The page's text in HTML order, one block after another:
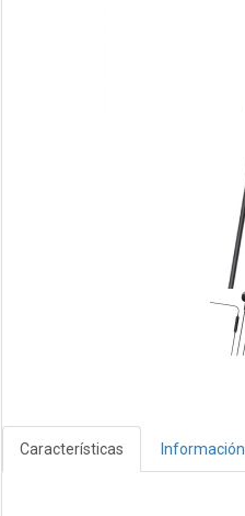
Características Información